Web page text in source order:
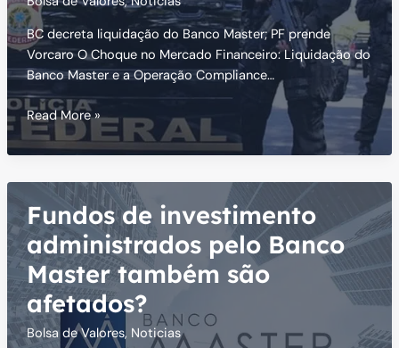
e
Reaver
Seu
CDB
(Limite
R$
250
BC decreta liquidação do Banco Master; PF prende
Vorcaro O Choque no Mercado Financeiro: Liquidação do
Banco Master e a Operação Compliance…
BC
decreta
liquidação
Banco
Master;
PF
prende
Vorcaro
Read More »
Fundos de investimento
administrados pelo Banco
Master também são
afetados?
Bolsa de Valores, Noticias